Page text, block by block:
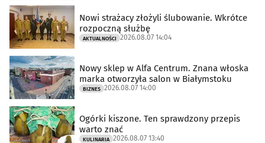
Nowi strażacy złożyli ślubowanie. Wkrótce
rozpoczną służbę
AKTUALNOŚCI 2026.08.07 14:04
Nowy sklep w Alfa Centrum. Znana włoska
marka otworzyła salon w Białymstoku
BIZNES 2026.08.07 14:00
Ogórki kiszone. Ten sprawdzony przepis
warto znać
KULINARIA 2026.08.07 13:40